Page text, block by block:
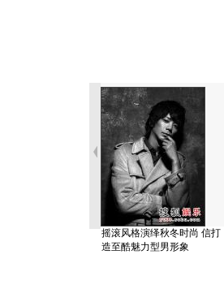
摇滚风格演绎秋冬时尚 信打
造至酷魅力型男形象